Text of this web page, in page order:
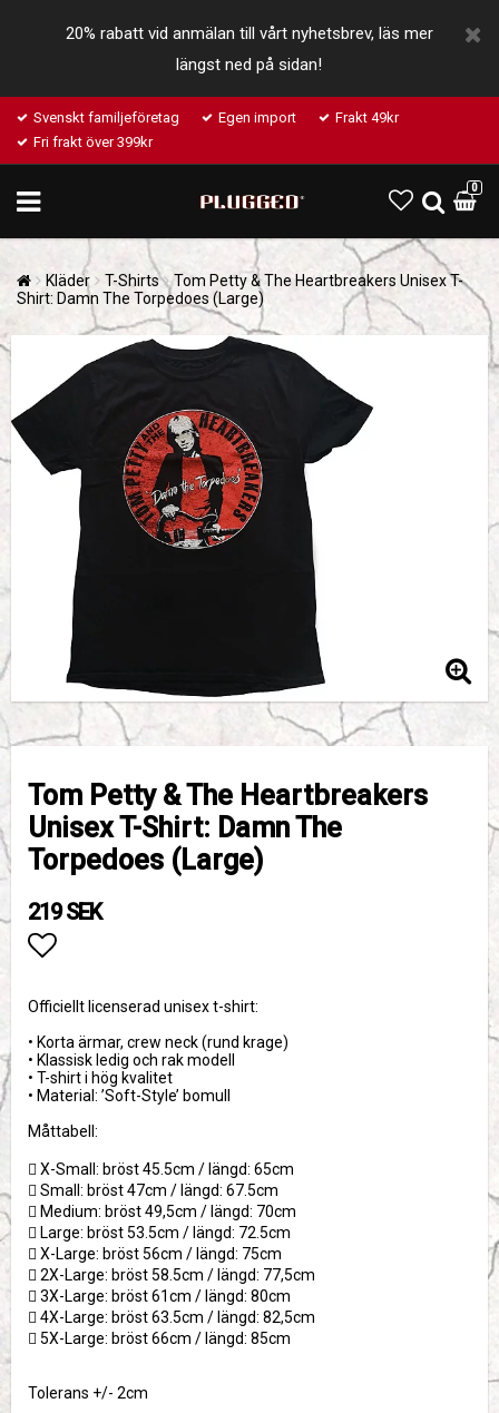
20% rabatt vid anmälan till vårt nyhetsbrev, läs mer
längst ned på sidan!
Svenskt familjeföretag Egen import
Frakt 49kr
Fri frakt över 399kr
0
Kläder T-Shirts
Tom Petty & The Heartbreakers Unisex T-
Shirt: Damn The Torpedoes (Large)
Tom Petty & The Heartbreakers
Unisex T-Shirt: Damn The
Torpedoes (Large)
219 SEK
Officiellt licenserad unisex t-shirt:
• Korta ärmar, crew neck (rund krage)
• Klassisk ledig och rak modell
• T-shirt i hög kvalitet
• Material: ’Soft-Style’ bomull
Måttabell:
 X-Small: bröst 45.5cm / längd: 65cm
 Small: bröst 47cm / längd: 67.5cm
 Medium: bröst 49,5cm / längd: 70cm
 Large: bröst 53.5cm / längd: 72.5cm
 X-Large: bröst 56cm / längd: 75cm
 2X-Large: bröst 58.5cm / längd: 77,5cm
 3X-Large: bröst 61cm / längd: 80cm
 4X-Large: bröst 63.5cm / längd: 82,5cm
 5X-Large: bröst 66cm / längd: 85cm
Tolerans +/- 2cm